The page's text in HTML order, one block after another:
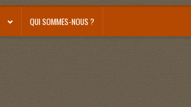
QUI SOMMES-NOUS ?